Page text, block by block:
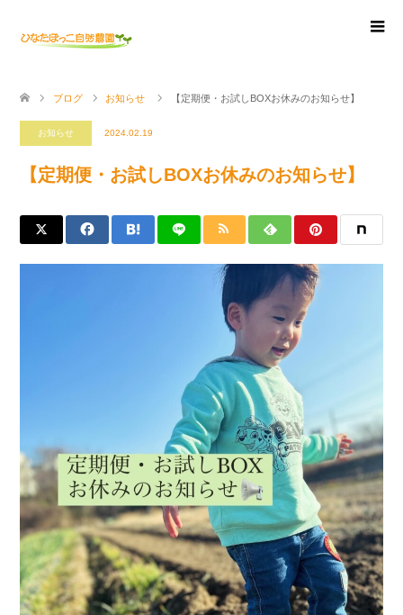
ブログ お知らせ 【定期便・お試しBOXお休みのお知らせ】
お知らせ 2024.02.19
【定期便・お試しBOXお休みのお知らせ】